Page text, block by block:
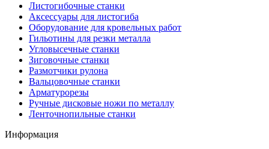
Листогибочные станки
Аксессуары для листогиба
Оборудование для кровельных работ
Гильотины для резки металла
Угловысечные станки
Зиговочные станки
Размотчики рулона
Вальцовочные станки
Арматурорезы
Ручные дисковые ножи по металлу
Ленточнопильные станки
Информация